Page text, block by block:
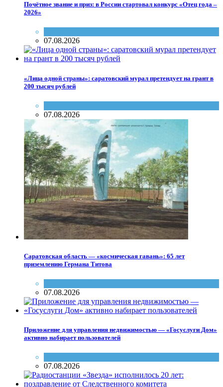
Почётное звание и приз: в России стартовал конкурс «Отец года –
2026»
07.08.2026
«Лица одной страны»: саратовский мурал претендует на грант в
200 тысяч рублей
07.08.2026
Саратовская область — «космическая гавань»: 65 лет
приземлению Германа Титова
07.08.2026
Приложение для управления недвижимостью — «Госуслуги Дом»
активно набирает пользователей
07.08.2026